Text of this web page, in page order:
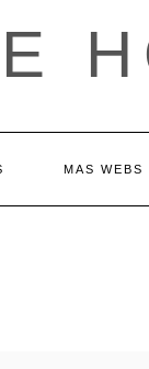
MAS WEBS